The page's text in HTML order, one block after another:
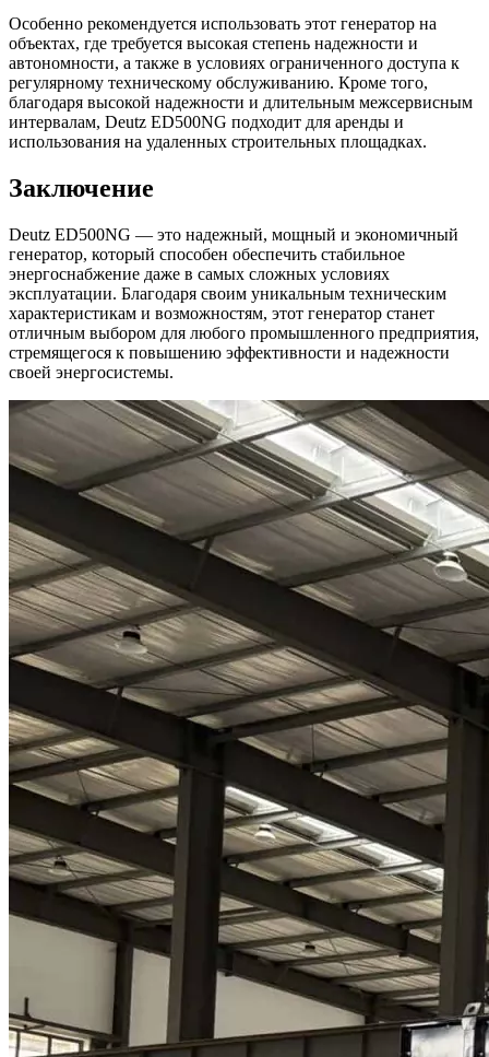
Особенно рекомендуется использовать этот генератор на
объектах, где требуется высокая степень надежности и
автономности, а также в условиях ограниченного доступа к
регулярному техническому обслуживанию. Кроме того,
благодаря высокой надежности и длительным межсервисным
интервалам, Deutz ED500NG подходит для аренды и
использования на удаленных строительных площадках.
Заключение
Deutz ED500NG — это надежный, мощный и экономичный
генератор, который способен обеспечить стабильное
энергоснабжение даже в самых сложных условиях
эксплуатации. Благодаря своим уникальным техническим
характеристикам и возможностям, этот генератор станет
отличным выбором для любого промышленного предприятия,
стремящегося к повышению эффективности и надежности
своей энергосистемы.